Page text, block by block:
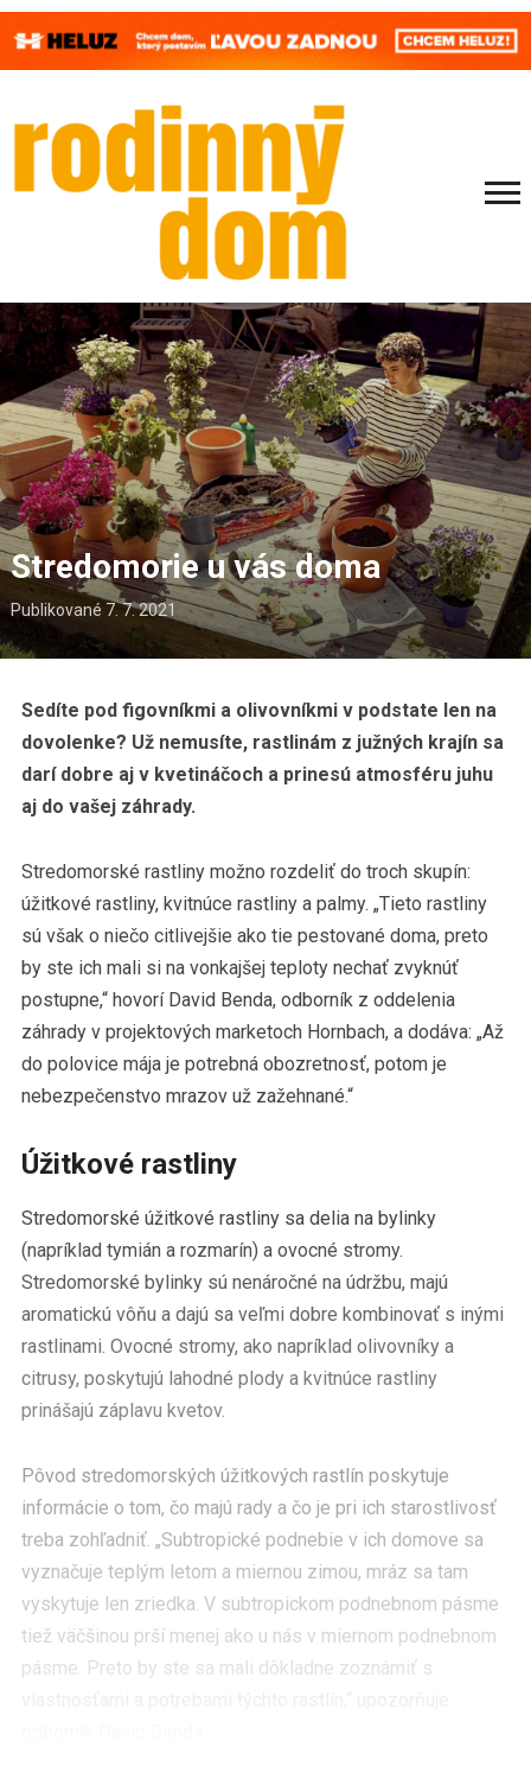
Stredomorie u vás doma
Publikované 7. 7. 2021
Sedíte pod figovníkmi a olivovníkmi v podstate len na
dovolenke? Už nemusíte, rastlinám z južných krajín sa
darí dobre aj v kvetináčoch a prinesú atmosféru juhu
aj do vašej záhrady.
Stredomorské rastliny možno rozdeliť do troch skupín:
úžitkové rastliny, kvitnúce rastliny a palmy. „Tieto rastliny
sú však o niečo citlivejšie ako tie pestované doma, preto
by ste ich mali si na vonkajšej teploty nechať zvyknúť
postupne,“ hovorí David Benda, odborník z oddelenia
záhrady v projektových marketoch Hornbach, a dodáva: „Až
do polovice mája je potrebná obozretnosť, potom je
nebezpečenstvo mrazov už zažehnané.“
Úžitkové rastliny
Stredomorské úžitkové rastliny sa delia na bylinky
(napríklad tymián a rozmarín) a ovocné stromy.
Stredomorské bylinky sú nenáročné na údržbu, majú
aromatickú vôňu a dajú sa veľmi dobre kombinovať s inými
rastlinami. Ovocné stromy, ako napríklad olivovníky a
citrusy, poskytujú lahodné plody a kvitnúce rastliny
prinášajú záplavu kvetov.
Pôvod stredomorských úžitkových rastlín poskytuje
informácie o tom, čo majú rady a čo je pri ich starostlivosť
treba zohľadniť. „Subtropické podnebie v ich domove sa
vyznačuje teplým letom a miernou zimou, mráz sa tam
vyskytuje len zriedka. V subtropickom podnebnom pásme
tiež väčšinou prší menej ako u nás v miernom podnebnom
pásme. Preto by ste sa mali dôkladne zoznámiť s